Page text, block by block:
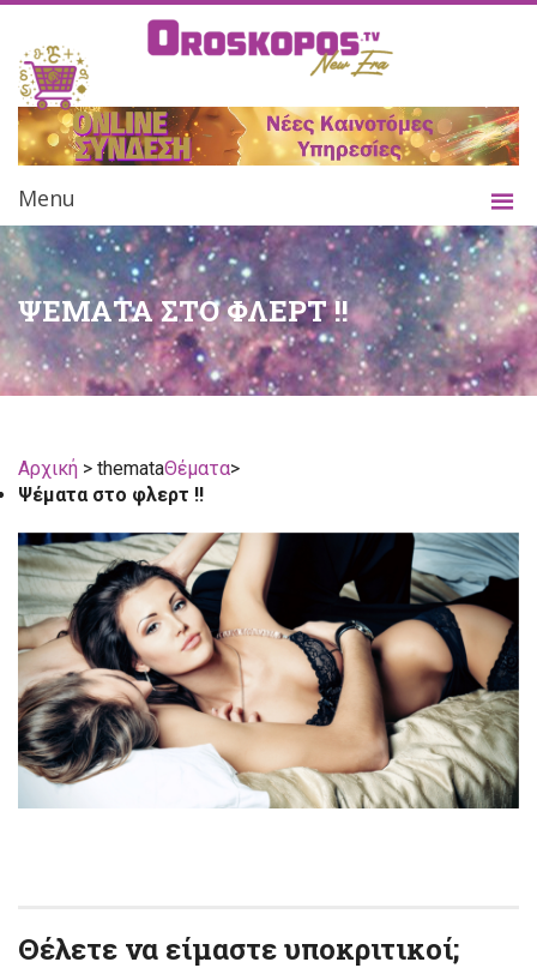
Menu
ΨΕΜΑΤΑ ΣΤΟ ΦΛΕΡΤ !!
Αρχική > themataΘέματα>
Ψέματα στο φλερτ !!
Θέλετε να είμαστε υποκριτικοί;